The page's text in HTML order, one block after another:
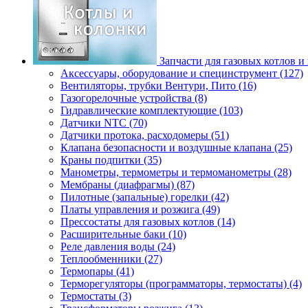
Запчасти для газовых котлов и
Аксессуары, оборудование и специнструмент (127)
Вентиляторы, трубки Вентури, Пито (16)
Газогорелочные устройства (8)
Гидравлические комплектующие (103)
Датчики NTC (70)
Датчики протока, расходомеры (51)
Клапана безопасности и воздушные клапана (25)
Краны подпитки (35)
Манометры, термометры и термоманометры (28)
Мембраны (диафрагмы) (87)
Пилотные (запальные) горелки (42)
Платы управления и розжига (49)
Прессостаты для газовых котлов (14)
Расширительные баки (10)
Реле давления воды (24)
Теплообменники (27)
Термопары (41)
Терморегуляторы (программаторы, термостаты) (4)
Термостаты (3)